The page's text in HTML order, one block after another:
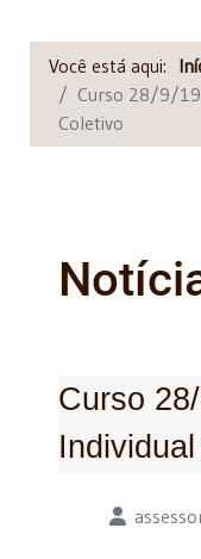
Você está aqui:
Curso 28/9/
Coletivo
Curso
Detalhes